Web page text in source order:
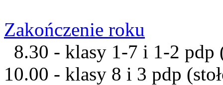
Zakończenie roku
8.30 - klasy 1-7 i 1-2 pdp
10.00 - klasy 8 i 3 pdp